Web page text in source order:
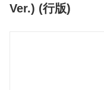
Ver.) (行版)